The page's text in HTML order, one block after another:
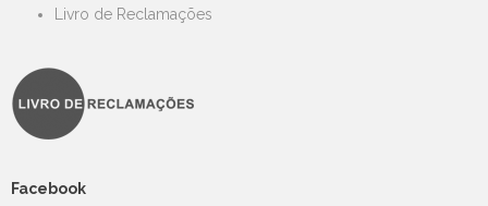
Livro de Reclamações
Facebook